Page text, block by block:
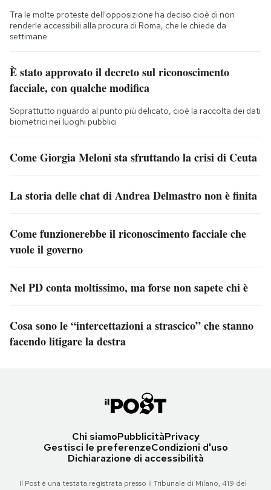
Tra le molte proteste dell'opposizione ha deciso cioè di non
renderle accessibili alla procura di Roma, che le chiede da
settimane
È stato approvato il decreto sul riconoscimento
facciale, con qualche modifica
Soprattutto riguardo al punto più delicato, cioè la raccolta dei dati
biometrici nei luoghi pubblici
Come Giorgia Meloni sta sfruttando la crisi di Ceuta
La storia delle chat di Andrea Delmastro non è finita
Come funzionerebbe il riconoscimento facciale che
vuole il governo
Nel PD conta moltissimo, ma forse non sapete chi è
Cosa sono le “intercettazioni a strascico” che stanno
facendo litigare la destra
Chi siamoPubblicitàPrivacy
Gestisci le preferenzeCondizioni d'uso
Dichiarazione di accessibilità
Il Post è una testata registrata presso il Tribunale di Milano, 419 del